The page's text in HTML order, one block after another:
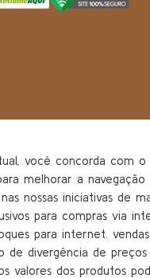
você concorda com
melhorar a
nossas iniciativas de
para compras via
para internet.
de divergência de
valores dos produtos